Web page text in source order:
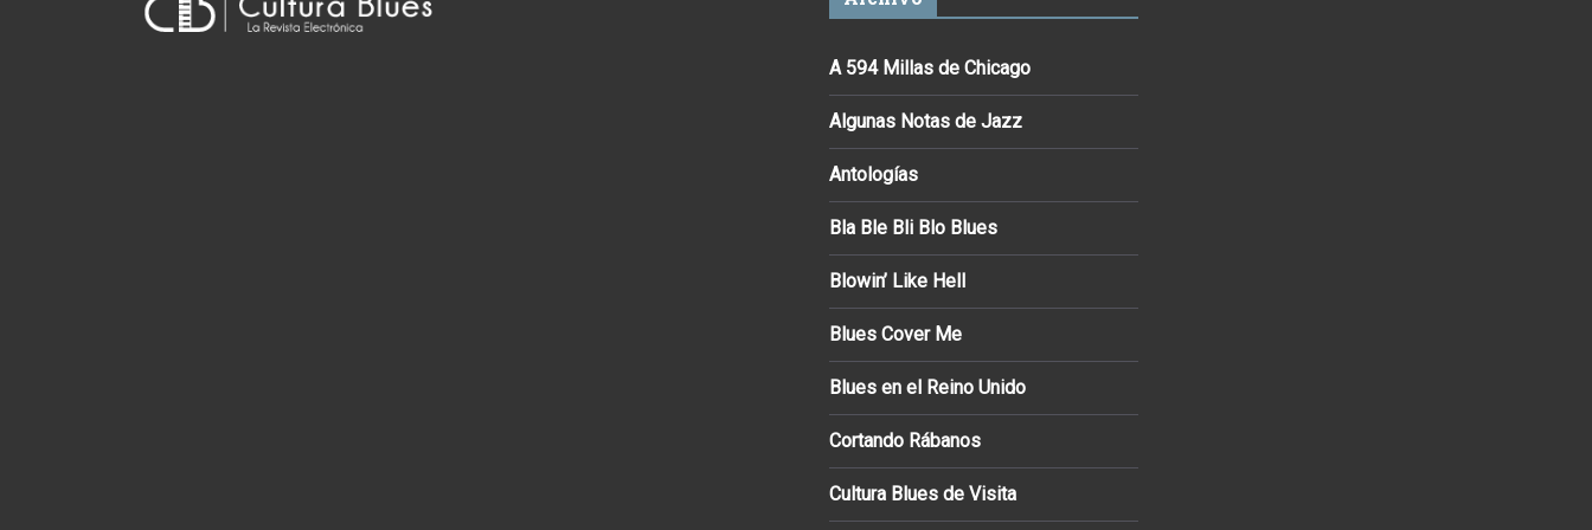
A 594 Millas de Chicago
Algunas Notas de Jazz
Antologías
Bla Ble Bli Blo Blues
Blowin’ Like Hell
Blues Cover Me
Blues en el Reino Unido
Cortando Rábanos
Cultura Blues de Visita